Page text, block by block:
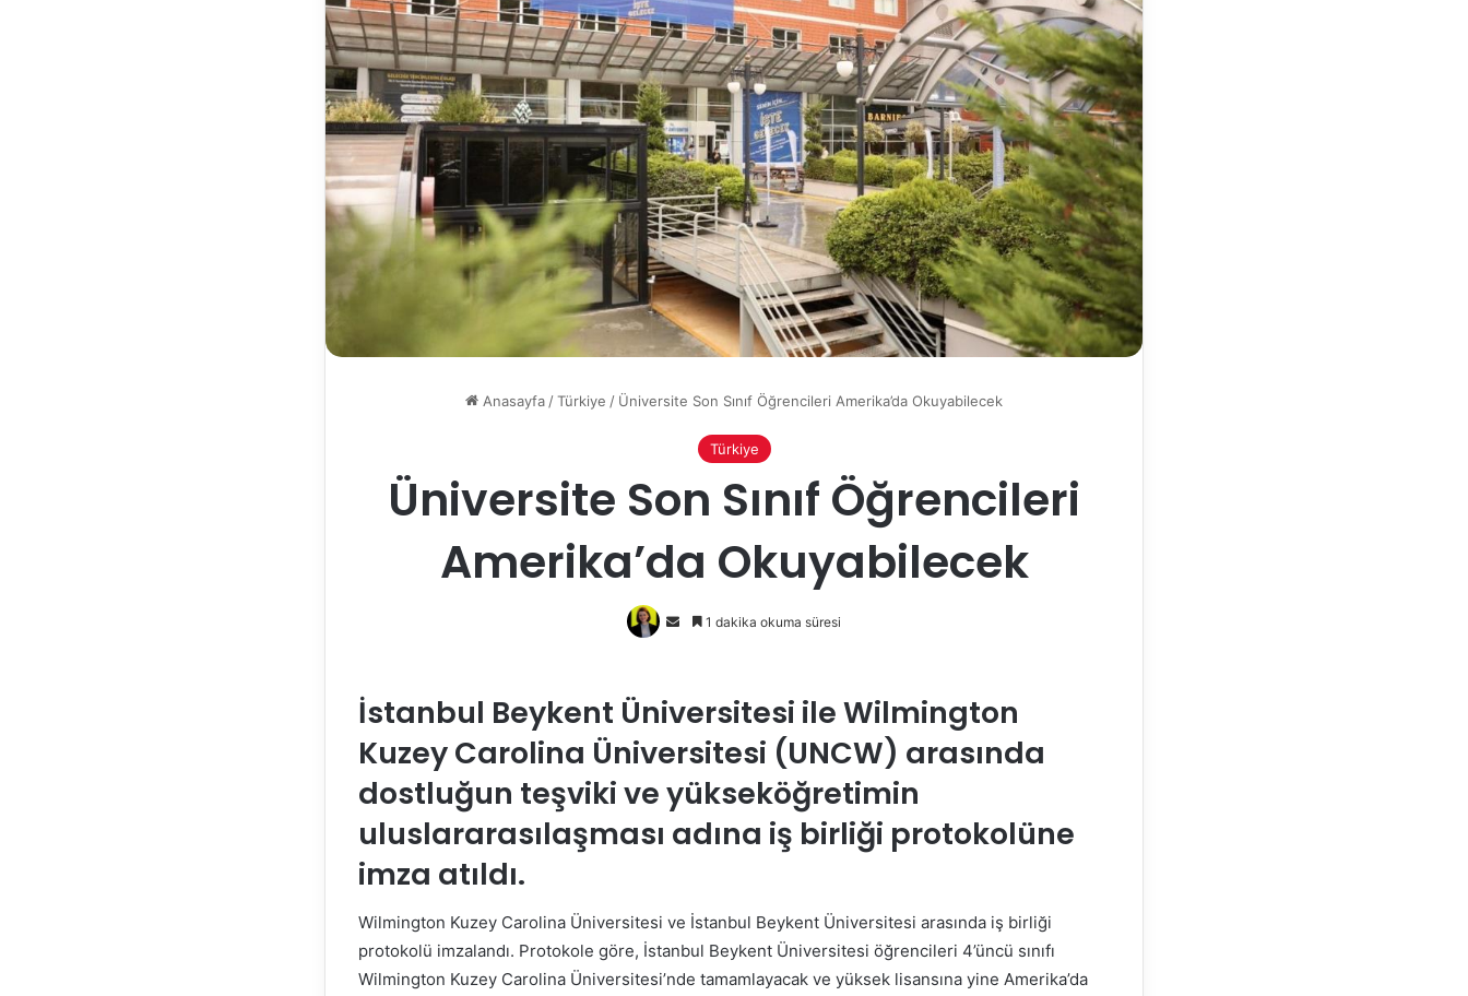
Anasayfa/Türkiye / Üniversite Son Sınıf Öğrencileri Amerika’da Okuyabilecek
Türkiye
Üniversite Son Sınıf Öğrencileri
Amerika’da Okuyabilecek
Bir
göndermek
1 dakika okuma süresi
İstanbul Beykent Üniversitesi ile Wilmington
Kuzey Carolina Üniversitesi (UNCW) arasında
dostluğun teşviki ve yükseköğretimin
uluslararasılaşması adına iş birliği protokolüne
imza atıldı.
Wilmington Kuzey Carolina Üniversitesi ve İstanbul Beykent Üniversitesi arasında iş birliği
protokolü imzalandı. Protokole göre, İstanbul Beykent Üniversitesi öğrencileri 4’üncü sınıfı
Wilmington Kuzey Carolina Üniversitesi’nde tamamlayacak ve yüksek lisansına yine Amerika’da